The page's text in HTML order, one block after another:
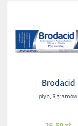
Brodacid
płyn, 8 gramów